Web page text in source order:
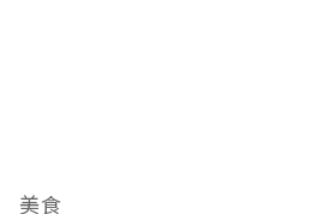
美食